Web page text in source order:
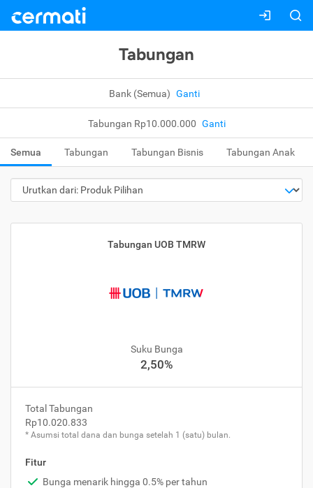
Tabungan
Bank (Semua) Ganti
Tabungan Rp10.000.000 Ganti
Semua Tabungan Tabungan Bisnis Tabungan Anak
Tabungan UOB TMRW
Suku Bunga
2,50%
Total Tabungan
Rp10.020.833
* Asumsi total dana dan bunga setelah 1 (satu) bulan.
Fitur
Bunga menarik hingga 0.5% per tahun